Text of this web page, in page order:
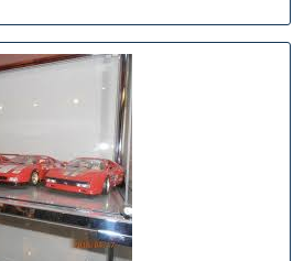
Aus
Englischer
Perspektive